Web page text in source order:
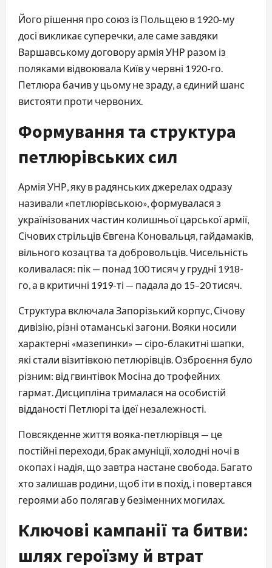
Його рішення про союз із Польщею в 1920-му
досі викликає суперечки, але саме завдяки
Варшавському договору армія УНР разом із
поляками відвоювала Київ у червні 1920-го.
Петлюра бачив у цьому не зраду, а єдиний шанс
вистояти проти червоних.
Формування та структура
петлюрівських сил
Армія УНР, яку в радянських джерелах одразу
називали «петлюрівською», формувалася з
українізованих частин колишньої царської армії,
Січових стрільців Євгена Коновальця, гайдамаків,
вільного козацтва та добровольців. Чисельність
коливалася: пік — понад 100 тисяч у грудні 1918-
го, а в критичні 1919-ті — падала до 15–20 тисяч.
Структура включала Запорізький корпус, Січову
дивізію, різні отаманські загони. Вояки носили
характерні «мазепинки» — сіро-блакитні шапки,
які стали візитівкою петлюрівців. Озброєння було
різним: від гвинтівок Мосіна до трофейних
гармат. Дисципліна трималася на особистій
відданості Петлюрі та ідеї незалежності.
Повсякденне життя вояка-петлюрівця — це
постійні переходи, брак амуніції, холодні ночі в
окопах і надія, що завтра настане свобода. Багато
хто залишав родини, щоб іти в похід, і повертався
героями або полягав у безіменних могилах.
Ключові кампанії та битви:
шлях героїзму й втрат